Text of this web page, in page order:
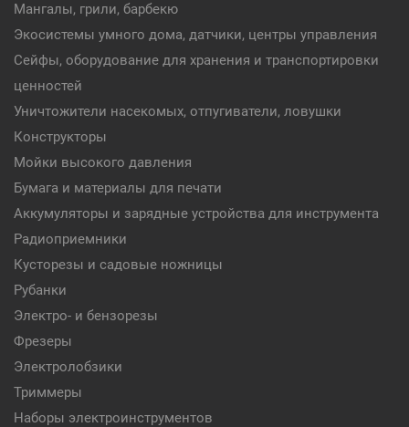
Мангалы, грили, барбекю
Экосистемы умного дома, датчики, центры управления
Сейфы, оборудование для хранения и транспортировки
ценностей
Уничтожители насекомых, отпугиватели, ловушки
Конструкторы
Мойки высокого давления
Бумага и материалы для печати
Аккумуляторы и зарядные устройства для инструмента
Радиоприемники
Кусторезы и садовые ножницы
Рубанки
Электро- и бензорезы
Фрезеры
Электролобзики
Триммеры
Наборы электроинструментов